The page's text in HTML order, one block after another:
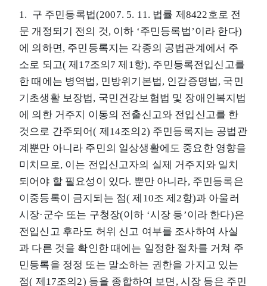
1. 구 주민등록법(2007. 5. 11. 법률 제8422호로 전
문 개정되기 전의 것, 이하 ‘주민등록법’이라 한다)
에 의하면, 주민등록지는 각종의 공법관계에서 주
소로 되고( 제17조의7 제1항), 주민등록전입신고를
한 때에는 병역법, 민방위기본법, 인감증명법, 국민
기초생활 보장법, 국민건강보험법 및 장애인복지법
에 의한 거주지 이동의 전출신고와 전입신고를 한
것으로 간주되어( 제14조의2) 주민등록지는 공법관
계뿐만 아니라 주민의 일상생활에도 중요한 영향을
미치므로, 이는 전입신고자의 실제 거주지와 일치
되어야 할 필요성이 있다. 뿐만 아니라, 주민등록은
이중등록이 금지되는 점( 제10조 제2항)과 아울러
시장·군수 또는 구청장(이하 ‘시장 등’이라 한다)은
전입신고 후라도 허위 신고 여부를 조사하여 사실
과 다른 것을 확인한 때에는 일정한 절차를 거쳐 주
민등록을 정정 또는 말소하는 권한을 가지고 있는
점( 제17조의2) 등을 종합하여 보면, 시장 등은 주민